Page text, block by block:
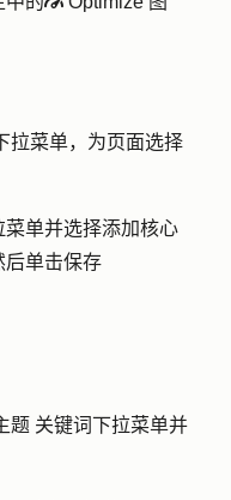
拉菜单，为页面选择
菜单并选择添加核心
后单击保存
题 关键词下拉菜单并